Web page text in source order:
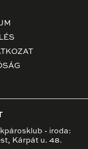
- iroda:
Kárpát u. 48.